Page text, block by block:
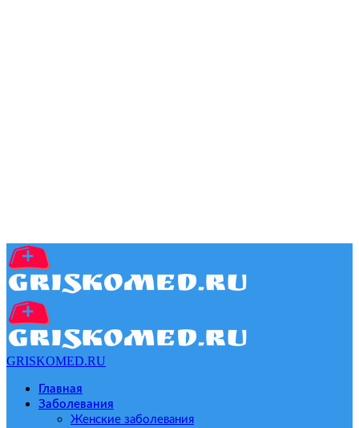
GRISKOMED.RU
Главная
Заболевания
Женские заболевания